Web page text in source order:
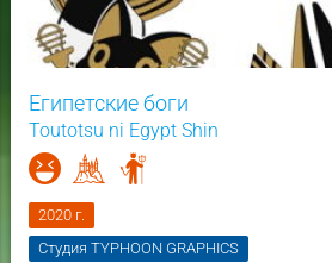
Египетские боги
Toutotsu ni Egypt Shin
2020 г.
Студия TYPHOON GRAPHICS